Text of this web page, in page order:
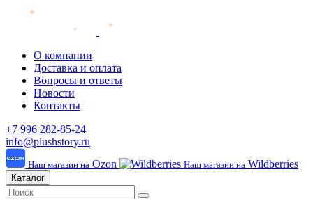
О компании
Доставка и оплата
Вопросы и ответы
Новости
Контакты
+7 996 282-85-24
info@plushstory.ru
Наш магазин на Ozon Наш магазин на Wildberries
Каталог